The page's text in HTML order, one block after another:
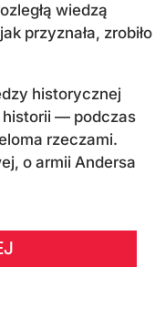
wiedzą
przyznała, zrobiło
historycznej
historii — podczas
rzeczami.
o armii Andersa